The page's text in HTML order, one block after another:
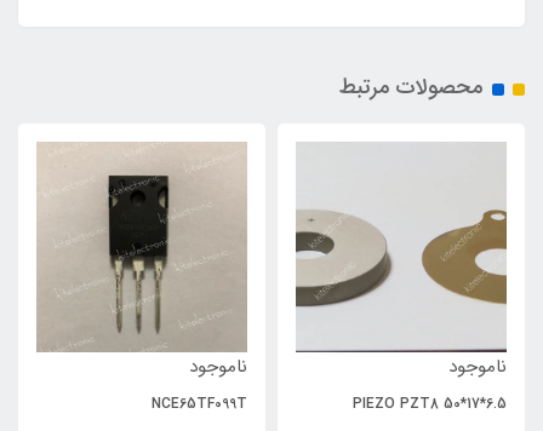
محصولات مرتبط
ناموجود
PIEZO PZT8 50*17*6.5
ناموجود
NCE65TF099T